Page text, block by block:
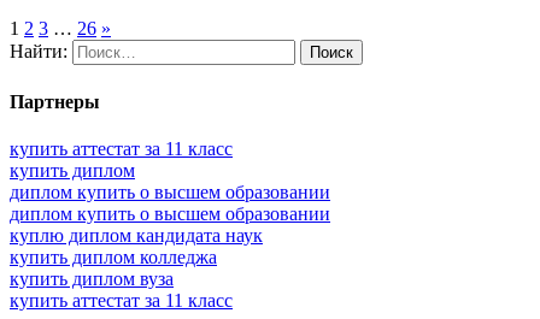
1 2 3 … 26 »
Найти:
Партнеры
купить аттестат за 11 класс
купить диплом
диплом купить о высшем образовании
диплом купить о высшем образовании
куплю диплом кандидата наук
купить диплом колледжа
купить диплом вуза
купить аттестат за 11 класс